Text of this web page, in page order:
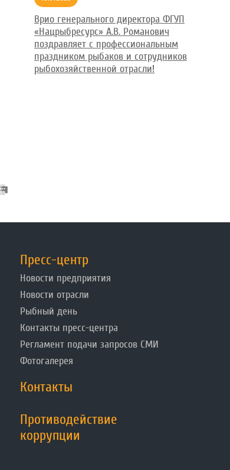
Врио генерального директора ФГУП
«Нацрыбресурс» А.В. Романович
поздравляет с профессиональным
праздником рыбаков и сотрудников
рыбохозяйственной отрасли!
Пресс-центр
Новости предприятия
Новости отрасли
Рыбный день
Контакты пресс-центра
Регламент подачи запросов СМИ
Фотогалерея
Контакты
Противодействие
коррупции